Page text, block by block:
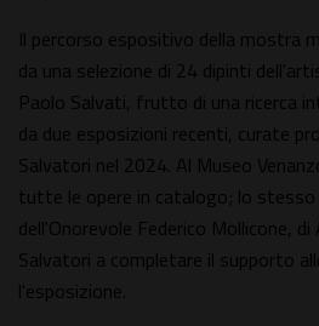
Il percorso espositivo della mostra
da una selezione di 24 dipinti
Paolo Salvati, frutto di una ricerca
da due esposizioni recenti, curate
Salvatori nel 2024. Al Museo
tutte le opere in catalogo; lo
dell'Onorevole Federico Mollicone,
Salvatori a completare il supporto
l'esposizione.